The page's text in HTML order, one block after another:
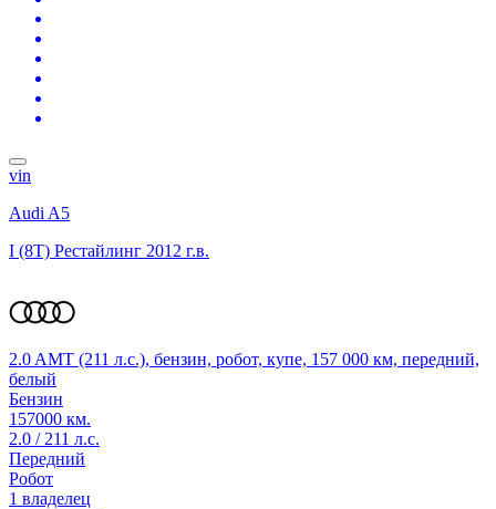
vin
Audi A5
I (8T) Рестайлинг 2012 г.в.
2.0 AMT (211 л.с.), бензин, робот, купе, 157 000 км, передний,
белый
Бензин
157000 км.
2.0 / 211 л.с.
Передний
Робот
1 владелец